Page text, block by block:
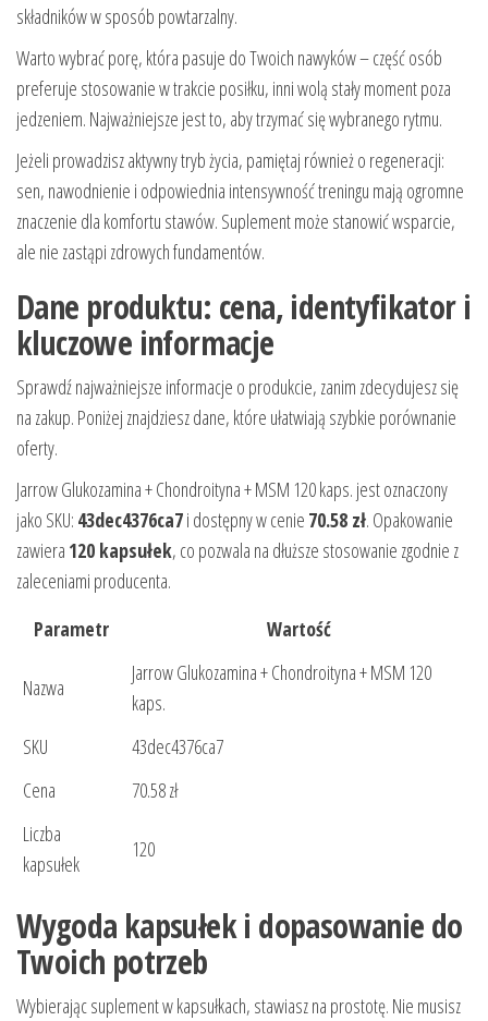
składników w sposób powtarzalny.
Warto wybrać porę, która pasuje do Twoich nawyków – część osób
preferuje stosowanie w trakcie posiłku, inni wolą stały moment poza
jedzeniem. Najważniejsze jest to, aby trzymać się wybranego rytmu.
Jeżeli prowadzisz aktywny tryb życia, pamiętaj również o regeneracji:
sen, nawodnienie i odpowiednia intensywność treningu mają ogromne
znaczenie dla komfortu stawów. Suplement może stanowić wsparcie,
ale nie zastąpi zdrowych fundamentów.
Dane produktu: cena, identyfikator i
kluczowe informacje
Sprawdź najważniejsze informacje o produkcie, zanim zdecydujesz się
na zakup. Poniżej znajdziesz dane, które ułatwiają szybkie porównanie
oferty.
Jarrow Glukozamina + Chondroityna + MSM 120 kaps. jest oznaczony
jako SKU: 43dec4376ca7i dostępny w cenie 70.58 zł. Opakowanie
zawiera 120 kapsułek, co pozwala na dłuższe stosowanie zgodnie z
zaleceniami producenta.
Parametr
Wartość
Nazwa
Jarrow Glukozamina + Chondroityna + MSM 120
kaps.
SKU
43dec4376ca7
Cena
70.58 zł
Liczba
kapsułek
120
Wygoda kapsułek i dopasowanie do
Twoich potrzeb
Wybierając suplement w kapsułkach, stawiasz na prostotę. Nie musisz